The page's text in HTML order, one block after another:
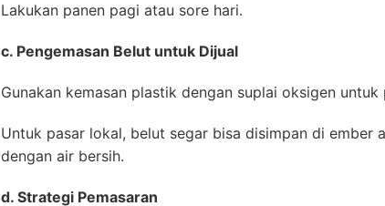
Lakukan panen pagi atau sore hari.
c. Pengemasan Belut untuk Dijual
Gunakan kemasan plastik dengan suplai oksigen untuk
Untuk pasar lokal, belut segar bisa disimpan di ember
dengan air bersih.
d. Strategi Pemasaran